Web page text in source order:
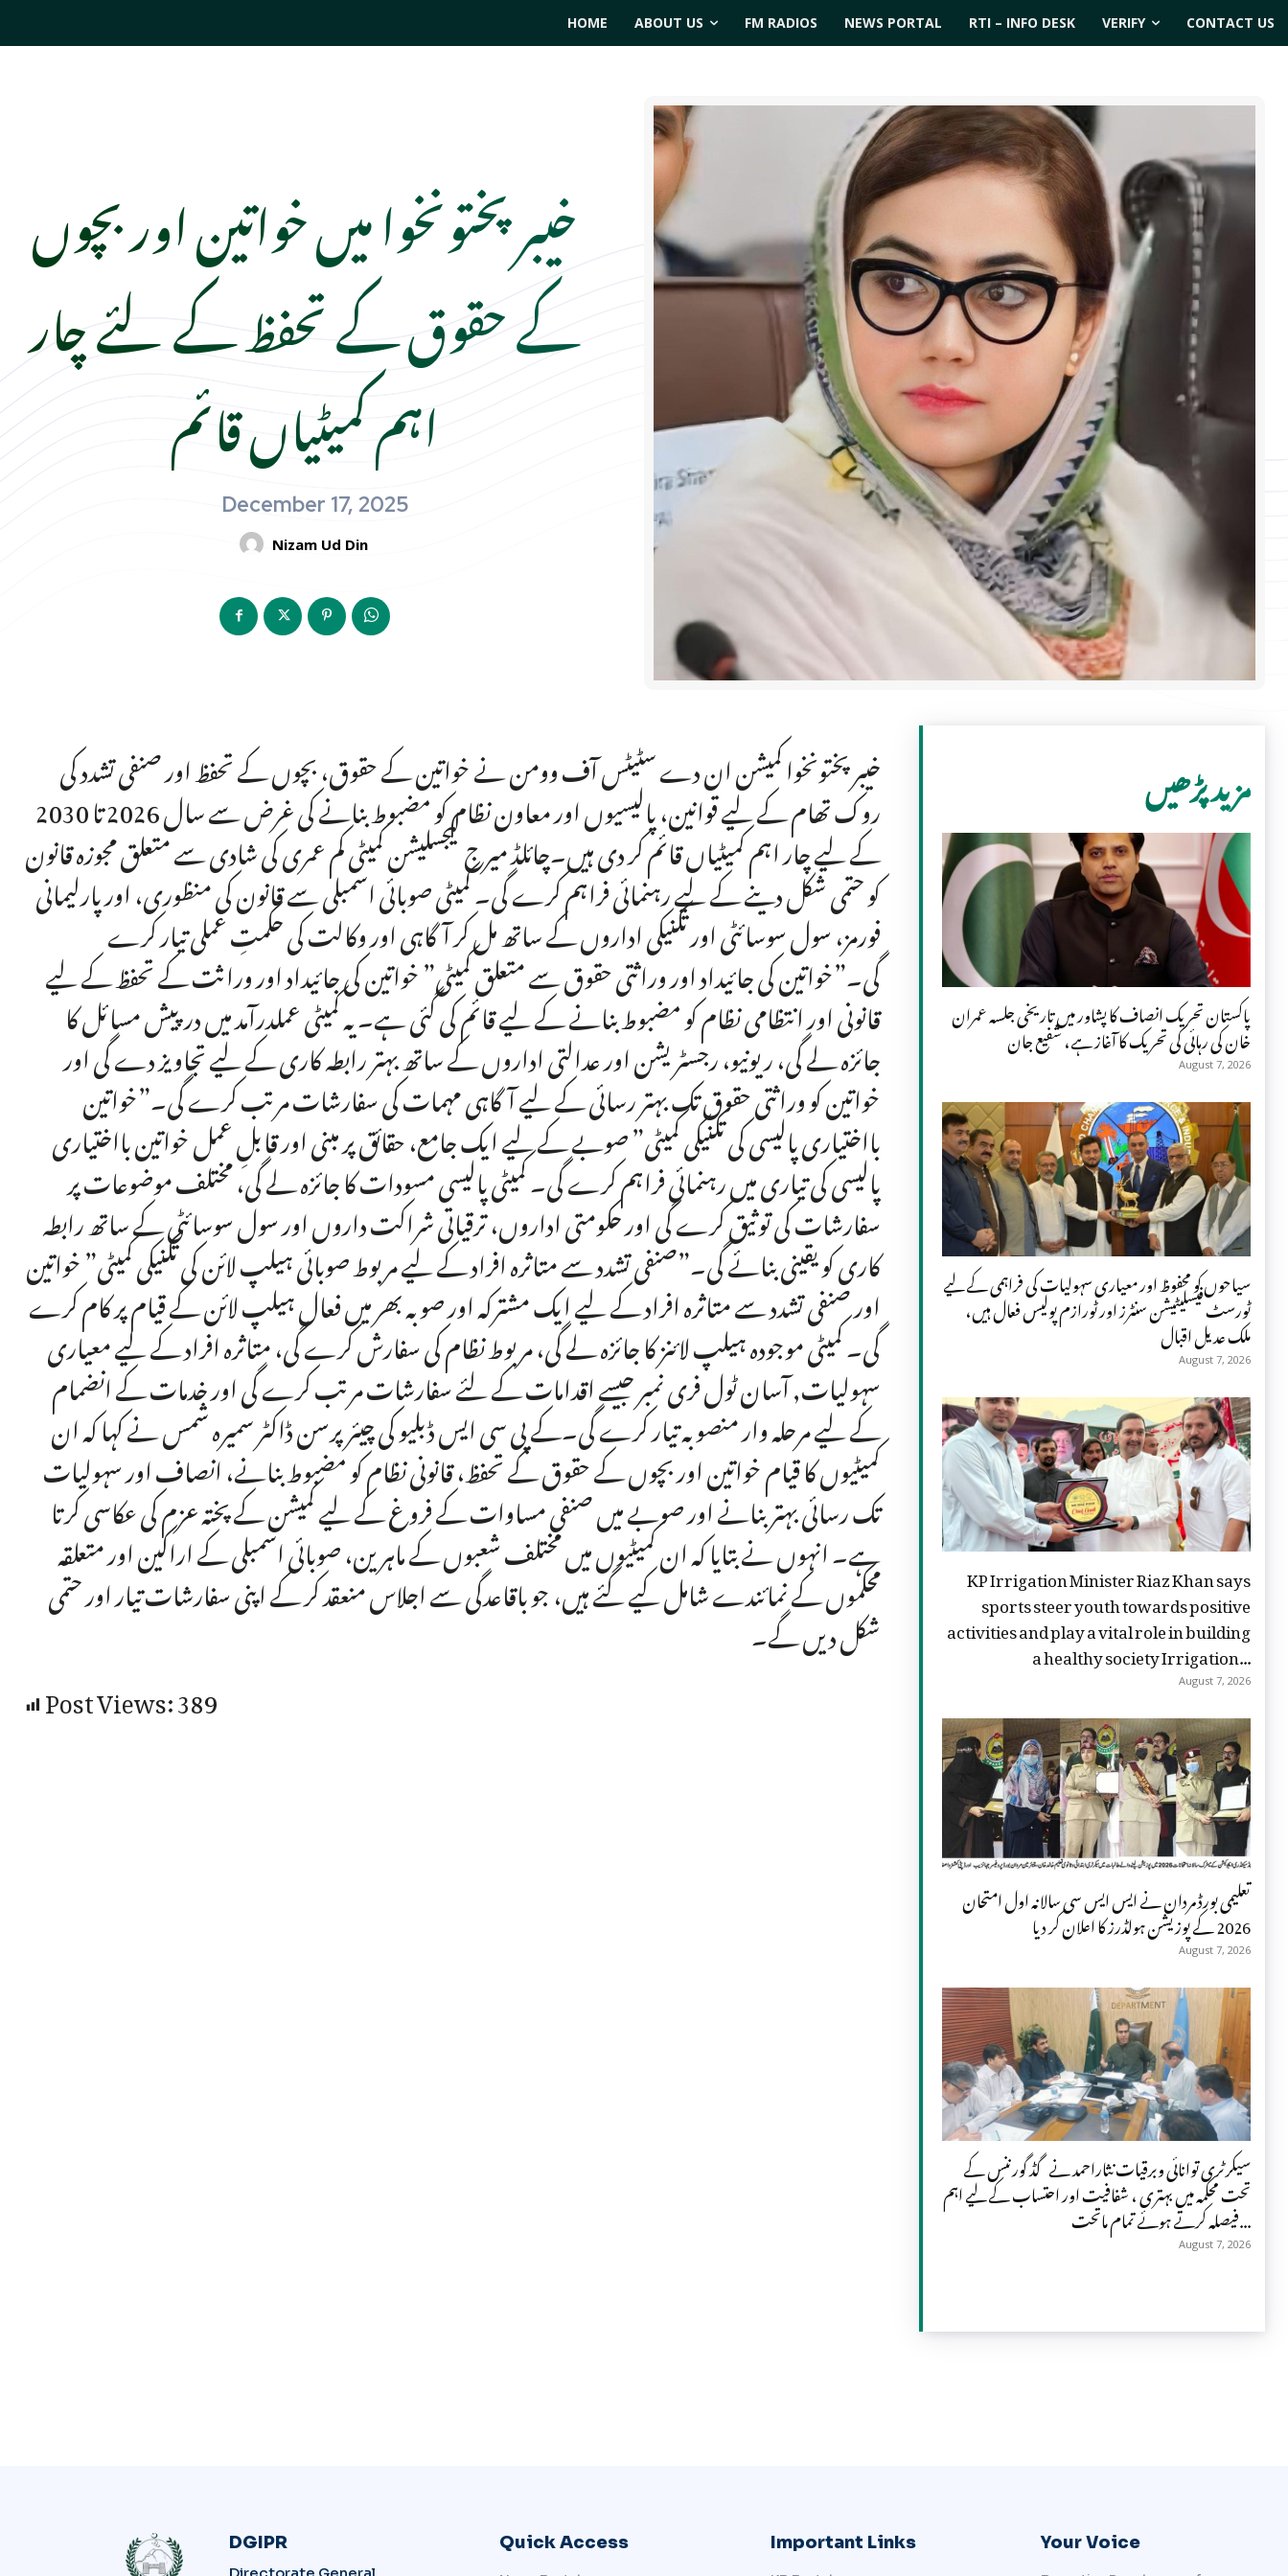
HOME ABOUT US FM RADIOS NEWS PORTAL RTI – INFO DESK VERIFY CONTACT US
خیبر پختونخوا میں خواتین اور بچوں
کے حقوق کے تحفظ کے لئے چار
اہم کمیٹیاں قائم
December 17, 2025
Nizam Ud Din
خیبر پختونخوا کمیشن ان دے سٹیٹس آف وومن نے خواتین کے حقوق، بچوں کے تحفظ اور صنفی تشدد کی
روک تھام کے لیے قوانین، پالیسیوں اور معاون نظام کو مضبوط بنانے کی غرض سے سال 2026 تا 2030
کے لیے چار اہم کمیٹیاں قائم کر دی ہیں۔چائلڈ میرج لیجسلیشن کمیٹی کم عمری کی شادی سے متعلق مجوزہ قانون
کو حتمی شکل دینے کے لیے رہنمائی فراہم کرے گی۔ کمیٹی صوبائی اسمبلی سے قانون کی منظوری، اور پارلیمانی
فورمز، سول سوسائٹی اور تکنیکی اداروں کے ساتھ مل کر آگاہی اور وکالت کی حکمتِ عملی تیار کرے
گی۔”خواتین کی جائیداد اور وراثتی حقوق سے متعلق کمیٹی” خواتین کی جائیداد اور وراثت کے تحفظ کے لیے
قانونی اور انتظامی نظام کو مضبوط بنانے کے لیے قائم کی گئی ہے۔ یہ کمیٹی عملدرآمد میں درپیش مسائل کا
جائزہ لے گی، ریونیو، رجسٹریشن اور عدالتی اداروں کے ساتھ بہتر رابطہ کاری کے لیے تجاویز دے گی اور
خواتین کو وراثتی حقوق تک بہتر رسائی کے لیے آگاہی مہمات کی سفارشات مرتب کرے گی۔”خواتین
بااختیاری پالیسی کی تکنیکی کمیٹی” صوبے کے لیے ایک جامع، حقائق پر مبنی اور قابلِ عمل خواتین بااختیاری
پالیسی کی تیاری میں رہنمائی فراہم کرے گی۔ کمیٹی پالیسی مسودات کا جائزہ لے گی، مختلف موضوعات پر
سفارشات کی توثیق کرے گی اور حکومتی اداروں، ترقیاتی شراکت داروں اور سول سوسائٹی کے ساتھ رابطہ
کاری کو یقینی بنائے گی۔”صنفی تشدد سے متاثرہ افراد کے لیے مربوط صوبائی ہیلپ لائن کی تکنیکی کمیٹی” خواتین
اور صنفی تشدد سے متاثرہ افراد کے لیے ایک مشترکہ اور صوبہ بھر میں فعال ہیلپ لائن کے قیام پر کام کرے
گی۔ کمیٹی موجودہ ہیلپ لائنز کا جائزہ لے گی، مربوط نظام کی سفارش کرے گی، متاثرہ افراد کے لیے معیاری
سہولیات, آسان ٹول فری نمبر جیسے اقدامات کے لئے سفارشات مرتب کرے گی اور خدمات کے انضمام
کے لیے مرحلہ وار منصوبہ تیار کرے گی۔کے پی سی ایس ڈبلیو کی چیئرپرسن ڈاکٹر سمیرہ شمس نے کہا کہ ان
کمیٹیوں کا قیام خواتین اور بچوں کے حقوق کے تحفظ، قانونی نظام کو مضبوط بنانے، انصاف اور سہولیات
تک رسائی بہتر بنانے اور صوبے میں صنفی مساوات کے فروغ کے لیے کمیشن کے پختہ عزم کی عکاسی کرتا
ہے۔ انہوں نے بتایا کہ ان کمیٹیوں میں مختلف شعبوں کے ماہرین، صوبائی اسمبلی کے اراکین اور متعلقہ
محکموں کے نمائندے شامل کیے گئے ہیں، جو باقاعدگی سے اجلاس منعقد کر کے اپنی سفارشات تیار اور حتمی
شکل دیں گے۔
Post Views:389
مزید پڑھیں
پاکستان تحریک انصاف کا پشاور میں تاریخی جلسہ عمران
خان کی رہائی کی تحریک کا آغاز ہے، شفیع جان
August 7, 2026
سیاحوں کو محفوظ اور معیاری سہولیات کی فراہمی کے لیے
ٹورسٹ فیسلیٹیشن سنٹرز اور ٹورازم پولیس فعال ہیں،
ملک عدیل اقبال
August 7, 2026
KP Irrigation Minister Riaz Khan says
sports steer youth towards positive
activities and play a vital role in building
a healthy society Irrigation...
August 7, 2026
تعلیمی بورڈ مردان نے ایس ایس سی سالانہ اول امتحان
2026 کے پوزیشن ہولڈرز کا اعلان کر دیا
August 7, 2026
سیکرٹری توانائی وبرقیات نثاراحمد نے گڈ گورننس کے
تحت محکمہ میں بہتری ، شفافیت اور احتساب کے لیے اہم
فیصلہ کرتے ہوئے تمام ماتحت...
August 7, 2026
DGIPR Quick Access Important Links Your Voice